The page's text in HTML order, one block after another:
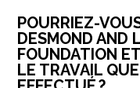
POURRIEZ-
DESMOND AND
FOUNDATION
LE TRAVAIL